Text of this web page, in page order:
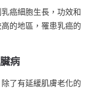
癌細胞生長，功效和
的地區，罹患乳癌的
病
了有延緩肌膚老化的